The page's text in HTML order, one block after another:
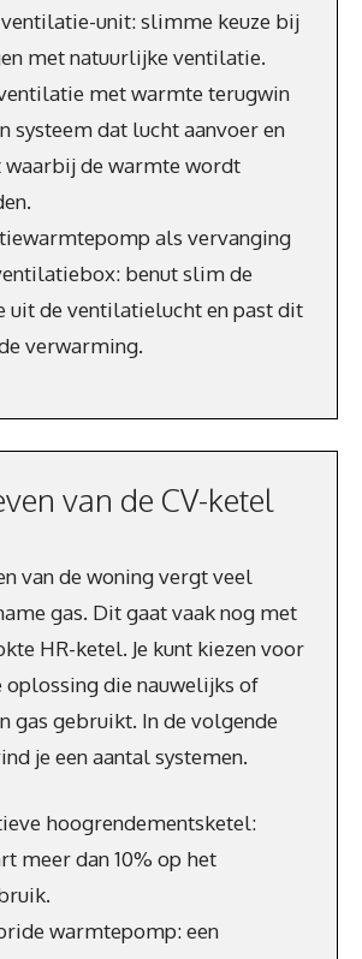
unit: slimme keuze bij
met natuurlijke ventilatie.
met warmte terugwin
systeem dat lucht aanvoer en
waarbij de warmte wordt
als vervanging
benut slim de
uit de ventilatielucht en past dit
verwarming.
van de CV-ketel
van de woning vergt veel
gas. Dit gaat vaak nog met
HR-ketel. Je kunt kiezen voor
oplossing die nauwelijks of
gas gebruikt. In de volgende
je een aantal systemen.
hoogrendementsketel:
meer dan 10% op het
warmtepomp: een